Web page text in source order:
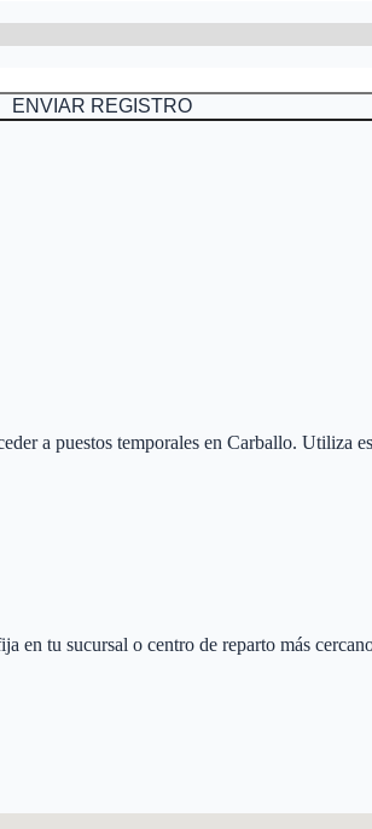
ENVIAR REGISTRO
a puestos temporales en Carballo. Utiliza
en tu sucursal o centro de reparto más